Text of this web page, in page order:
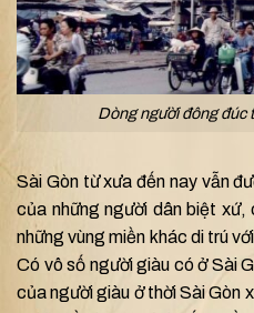
Dòng người đông đúc
Sài Gòn từ xưa đến nay vẫn
của những người dân biệt xứ,
những vùng miền khác di trú
Có vô số người giàu có ở Sài
của người giàu ở thời Sài Gòn